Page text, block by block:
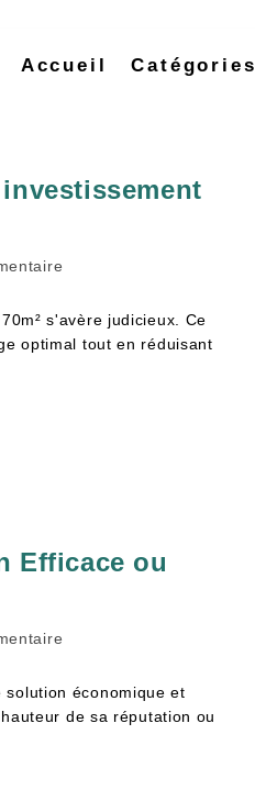
Accueil Catégories
s'avère judicieux. Ce
optimal tout en réduisant
Efficace ou
économique et
de sa réputation ou